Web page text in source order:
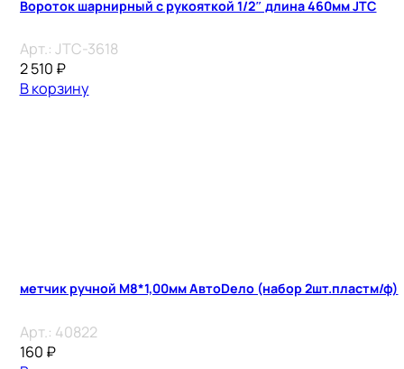
Вороток шарнирный с рукояткой 1/2″ длина 460мм JTC
Арт.: JTC-3618
2 510 ₽
В корзину
метчик ручной М8*1,00мм АвтоDело (набор 2шт.пластм/ф)
Арт.: 40822
160 ₽